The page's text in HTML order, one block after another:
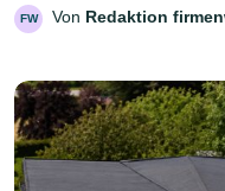
FW Von Redaktion